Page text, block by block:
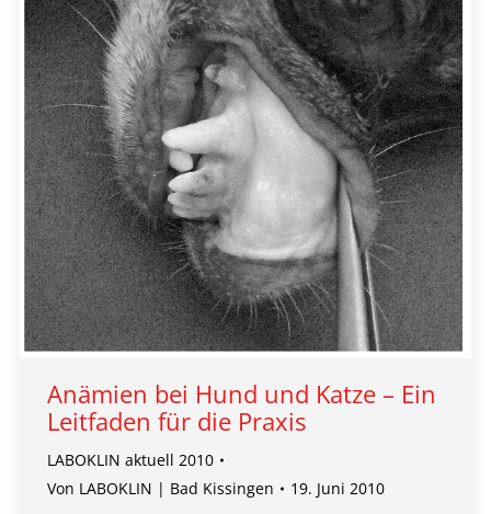
Anämien bei Hund und Katze – Ein
Leitfaden für die Praxis
LABOKLIN aktuell 2010
Von LABOKLIN | Bad Kissingen 19. Juni 2010